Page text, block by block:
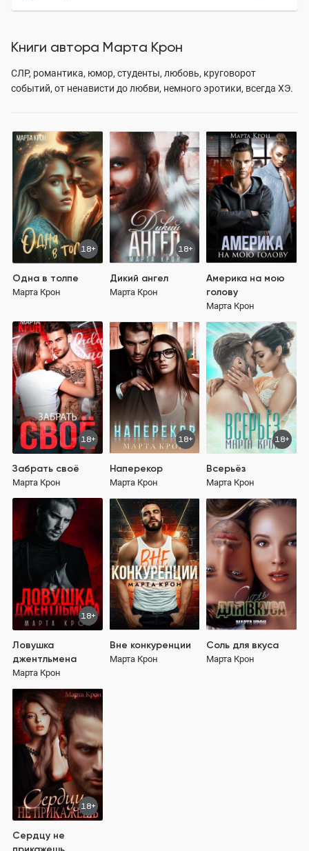
Книги автора Марта Крон
СЛР, романтика, юмор, студенты, любовь, круговорот
событий, от ненависти до любви, немного эротики, всегда ХЭ.
18+
Одна в толпе
Марта Крон
18+
Дикий ангел
Марта Крон
Америка на мою
голову
Марта Крон
18+
Забрать своё
Марта Крон
18+
Наперекор
Марта Крон
18+
Всерьёз
Марта Крон
18+
Ловушка
джентльмена
Марта Крон
Вне конкуренции
Марта Крон
Соль для вкуса
Марта Крон
18+
Сердцу не